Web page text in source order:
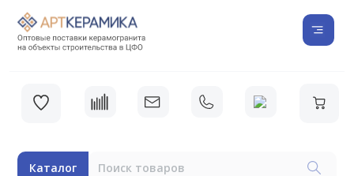
Каталог